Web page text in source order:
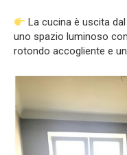
La cucina è uscita
uno spazio luminoso
rotondo accogliente e